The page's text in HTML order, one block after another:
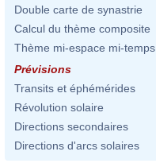
Double carte de synastrie
Calcul du thème composite
Thème mi-espace mi-temps
Prévisions
Transits et éphémérides
Révolution solaire
Directions secondaires
Directions d'arcs solaires